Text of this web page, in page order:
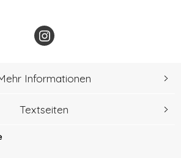
Informationen
Textseiten